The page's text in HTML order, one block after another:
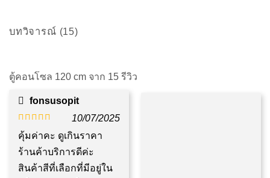
บทวิจารณ์ (15)
ตู้คอนโซล 120 cm จาก 15 รีวิว
fonsusopit
ให้คะแนน
5ตั้งแต่ 1-5
คะแนน
10/07/2025
คุ้มค่าคะ ดูเกินราคา
ร้านค้าบริการดีค่ะ
สินค้าสีที่เลือกที่มีอยู่ใน